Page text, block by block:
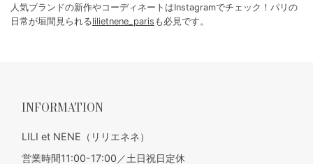
人気ブランドの新作やコーディネートはInstagramでチェック！パリの
日常が垣間見られるlilietnene_paris も必見です。
INFORMATION
LILI et NENE（リリエネネ）
営業時間11:00-17:00／土日祝日定休